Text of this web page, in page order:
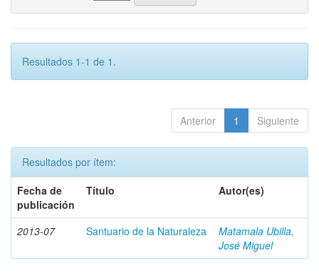
Resultados 1-1 de 1.
Anterior 1 Siguiente
Resultados por ítem:
Fecha de
publicación
Título Autor(es)
2013-07 Santuario de la Naturaleza
Matamala Ubilla,
José Miguel